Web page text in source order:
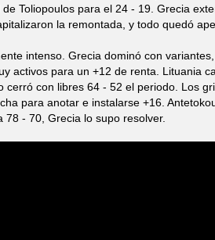
Toliopoulos para el 24 - 19. Grecia
la remontada, y todo quedó
intenso. Grecia dominó con
activos para un +12 de renta. Lituania
cerró con libres 64 - 52 el periodo. Los
para anotar e instalarse +16.
78 - 70, Grecia lo supo resolver.